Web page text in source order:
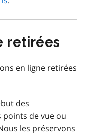
retirées
en ligne retirées
des
points de vue ou
les préservons